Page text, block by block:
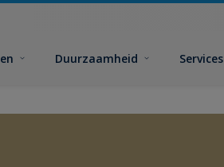
Duurzaamheid Services